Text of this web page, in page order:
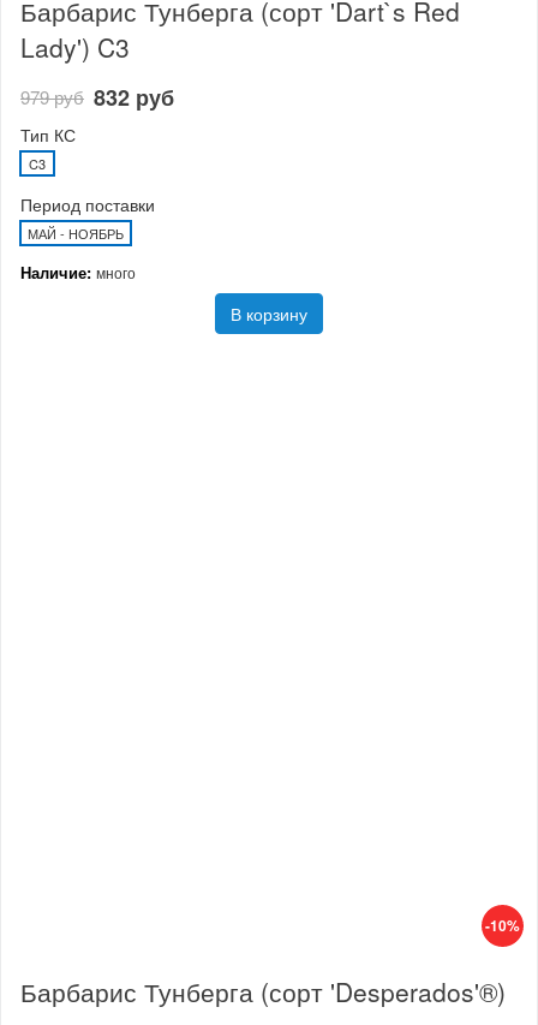
Барбарис Тунберга (сорт 'Dart`s Red
Lady') C3
979 руб 832 руб
Тип КС
C3
Период поставки
МАЙ - НОЯБРЬ
Наличие: много
В корзину
-10%
Барбарис Тунберга (сорт 'Desperados'®)